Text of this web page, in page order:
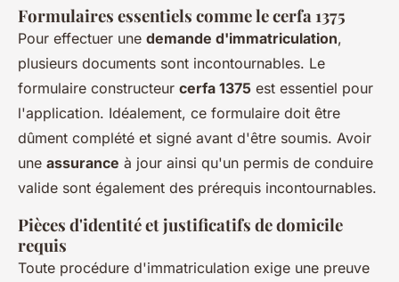
Formulaires essentiels comme le cerfa 1375
Pour effectuer une demande d'immatriculation,
plusieurs documents sont incontournables. Le
formulaire constructeur cerfa 1375 est essentiel pour
l'application. Idéalement, ce formulaire doit être
dûment complété et signé avant d'être soumis. Avoir
une assurance à jour ainsi qu'un permis de conduire
valide sont également des prérequis incontournables.
Pièces d'identité et justificatifs de domicile
requis
Toute procédure d'immatriculation exige une preuve